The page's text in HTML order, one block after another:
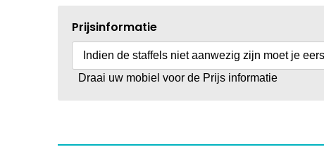
Prijsinformatie
Indien de staffels niet aanwezig zijn moet je
Draai uw mobiel voor de Prijs informatie